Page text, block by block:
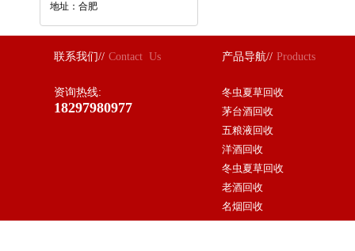
地址：合肥
联系我们// Contact Us
资询热线:
18297980977
产品导航// Products
冬虫夏草回收
茅台酒回收
五粮液回收
洋酒回收
冬虫夏草回收
老酒回收
名烟回收